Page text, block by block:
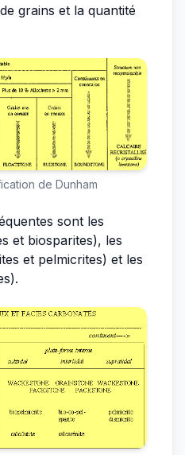
grains et la quantité
de Dunham
sont les
et biosparites), les
et pelmicrites) et les